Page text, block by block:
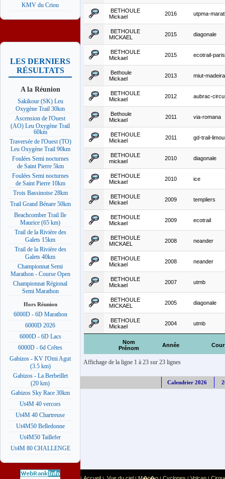
KMV du Criou
LES DERNIERS
RÉSULTATS
A la Réunion
Sakikour (SK) Leu
Oxygène Trail 30km
Ascension de l'Ouest
(AO) Leu Oxygène Trail
60km
Traversée de l'Ouest (TO)
Leu Oxygène Trail 90km
Foulées Semi nocturnes
de Saint Pierre 5km
Foulées Semi nocturnes
de Saint Pierre 10km
Trois Bassinoise 28km
Trail Grand Bénare 50km
Beachcomber Trail Ile
Maurice (65 km)
Trail de la Rivière des
Galets 15km
Trail de la Rivière des
Galets 40km
Championnat Semi
Marathon - Course Open
Championnat Régional
Semi Marathon
Hors Réunion
6000D - 6D Marathon
6000D 2026
6000D - 6D Lacs
6000D - 6d Crêtes
Gabizos - KV l'Omi Agut
(3.5 km)
Gabizos - La Berbeillet
(20 km)
Gabizos Sky Race 30km
Ut4M 40 vercors
Ut4M 40 Chartreuse
Ut4M50 Belledonne
Ut4M50 Taillefer
Ut4M 80 CHALLENGE
Nom
Prénom
Année
BETHOULE
Mickael
2016 utpma-
BETHOULE
MICKAEL
2015 diagonale
BETHOULE
Mickael
2015 ecotrail-
Bethoule
Mickael
2013 miut-
BETHOULE
Mickael
2012 aubrac-
Bethoule
Mickael
2011 via-romana
BETHOULE
Mickael
2011 gd-trail-
BETHOULE
mickael
2010 diagonale
BETHOULE
Mickael
2010 ice
BETHOULE
Mickael
2009 templiers
BETHOULE
Mickael
2009 ecotrail
BETHOULE
MICKAEL
2008 neander
BETHOULE
Mickael
2008 neander
BETHOULE
Mickael
2007 utmb
BETHOULE
MICKAEL
2005 diagonale
BETHOULE
Mickael
2004 utmb
Affichage de la ligne 1 à 23 sur 23 lignes
Calendrier 2026